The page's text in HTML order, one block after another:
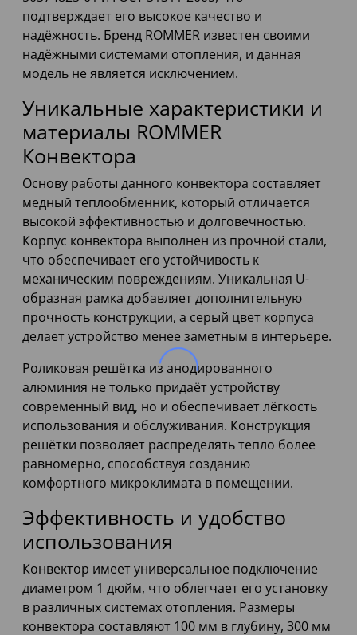
подтверждает его высокое качество и
надёжность. Бренд ROMMER известен своими
надёжными системами отопления, и данная
модель не является исключением.
Уникальные характеристики и
материалы ROMMER
Конвектора
Основу работы данного конвектора составляет
медный теплообменник, который отличается
высокой эффективностью и долговечностью.
Корпус конвектора выполнен из прочной стали,
что обеспечивает его устойчивость к
механическим повреждениям. Уникальная U-
образная рамка добавляет дополнительную
прочность конструкции, а серый цвет корпуса
делает устройство менее заметным в интерьере.
Роликовая решётка из анодированного
алюминия не только придаёт устройству
современный вид, но и обеспечивает лёгкость
использования и обслуживания. Конструкция
решётки позволяет распределять тепло более
равномерно, способствуя созданию
комфортного микроклимата в помещении.
Эффективность и удобство
использования
Конвектор имеет универсальное подключение
диаметром 1 дюйм, что облегчает его установку
в различных системах отопления. Размеры
конвектора составляют 100 мм в глубину, 300 мм